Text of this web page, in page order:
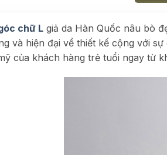
chữ L giả da Hàn Quốc nâu bò
và hiện đại về thiết kế cộng với
của khách hàng trẻ tuổi ngay từ